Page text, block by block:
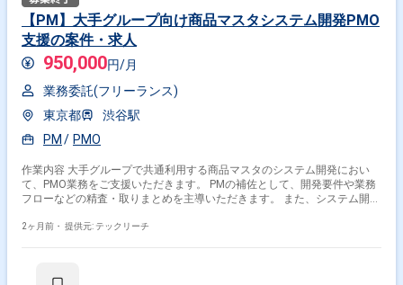
状況は、担当者までお問合せ下さい。 ★期間：随時～
【PM】大手グループ向け商品マスタシステム開発PMO
支援の案件・求人
950,000円/月
業務委託(フリーランス)
東京都
渋谷駅
PM
PMO
作業内容 大手グループで共通利用する商品マスタのシステム開発におい
て、PMO業務をご支援いただきます。 PMの補佐として、開発要件や業務
フローなどの精査・取りまとめを主導いただきます。 また、システム開発
です。 主な業務内容は以下の想定です。 開発要件、業務フローの精査・
2ヶ月前・ 提供元: テックリーチ